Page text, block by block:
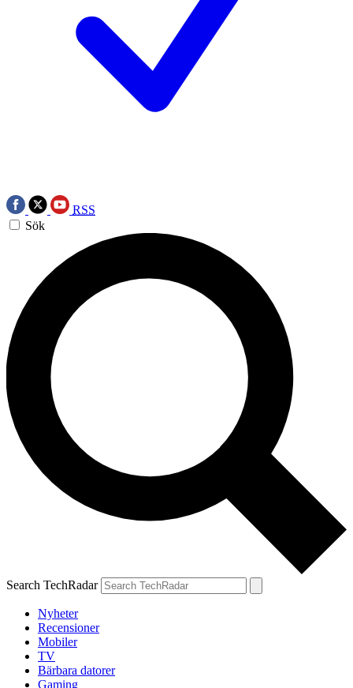
RSS
Sök
Search TechRadar
Nyheter
Recensioner
Mobiler
TV
Bärbara datorer
Gaming